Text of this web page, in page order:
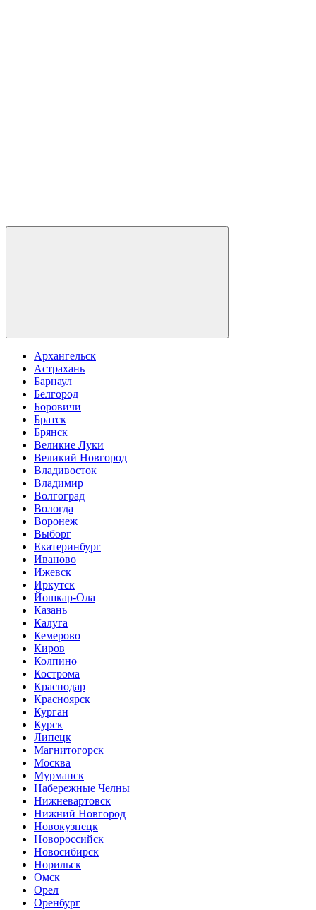
Архангельск
Астрахань
Барнаул
Белгород
Боровичи
Братск
Брянск
Великие Луки
Великий Новгород
Владивосток
Владимир
Волгоград
Вологда
Воронеж
Выборг
Екатеринбург
Иваново
Ижевск
Иркутск
Йошкар-Ола
Казань
Калуга
Кемерово
Киров
Колпино
Кострома
Краснодар
Красноярск
Курган
Курск
Липецк
Магнитогорск
Москва
Мурманск
Набережные Челны
Нижневартовск
Нижний Новгород
Новокузнецк
Новороссийск
Новосибирск
Норильск
Омск
Орел
Оренбург